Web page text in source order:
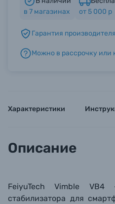
Б/У фототехника
Уценённые товары
в 7 магазинах
от 5 000 р
Гарантия
Можно в рассрочку или
Характеристики
Описание
FeiyuTech Vimble VB4
стабилизатора для